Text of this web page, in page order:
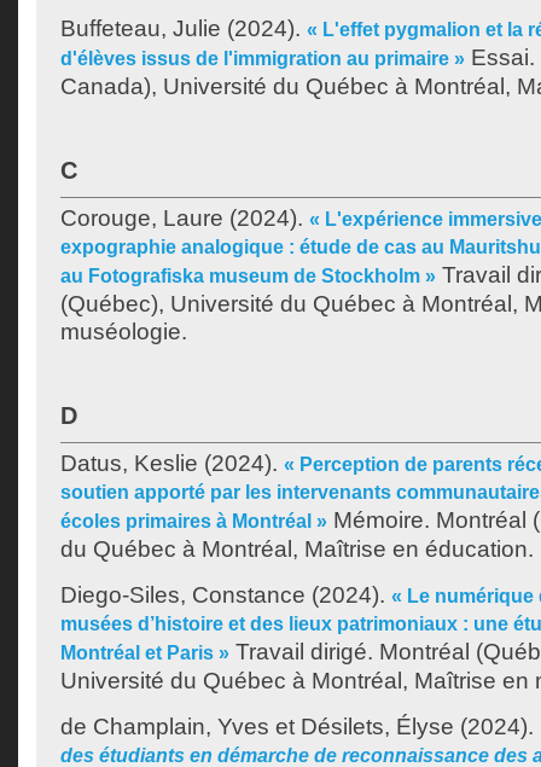
Buffeteau, Julie (2024). « L'effet pygmalion et la
d'élèves issus de l'immigration au primaire » Essai.
Canada), Université du Québec à Montréal,
C
Corouge, Laure (2024). « L'expérience
expographie analogique : étude de cas au
au Fotografiska museum de Stockholm » Travail
(Québec), Université du Québec à Montréal,
muséologie.
D
Datus, Keslie (2024). « Perception de parents
soutien apporté par les intervenants
écoles primaires à Montréal » Mémoire. Montréal
du Québec à Montréal, Maîtrise en éducation.
Diego-Siles, Constance (2024). « Le numérique
musées d’histoire et des lieux patrimoniaux : une
Montréal et Paris » Travail dirigé. Montréal
Université du Québec à Montréal, Maîtrise en
de Champlain, Yves et Désilets, Élyse (2024).
des étudiants en démarche de reconnaissance des